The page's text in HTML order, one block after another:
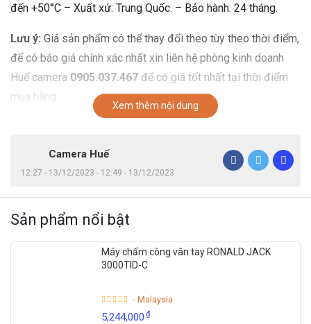
đến +50°C – Xuất xứ: Trung Quốc. – Bảo hành: 24 tháng.
Lưu ý: Giá sản phẩm có thể thay đổi theo tùy theo thời điểm,
để có báo giá chính xác nhất xin liên hệ phòng kinh doanh
Huế camera 0905.037.467 để có giá tốt nhất tại thời điểm
mua hàng.
Xem thêm nội dung
Camera Huế
12:27 - 13/12/2023 - 12:49 - 13/12/2023
Sản phẩm nổi bật
Máy chấm công vân tay RONALD JACK
3000TID-C
- Malaysia
5,244,000₫